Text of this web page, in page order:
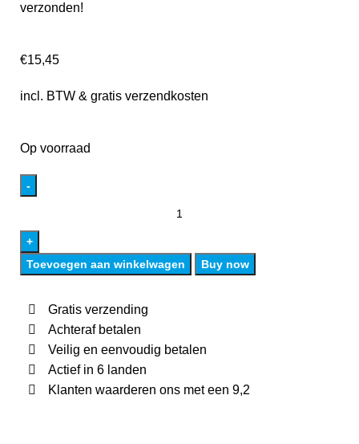
verzonden!
€15,45
incl. BTW & gratis verzendkosten
Op voorraad
Toevoegen aan winkelwagen Buy now
Gratis verzending
Achteraf betalen
Veilig en eenvoudig betalen
Actief in 6 landen
Klanten waarderen ons met een 9,2